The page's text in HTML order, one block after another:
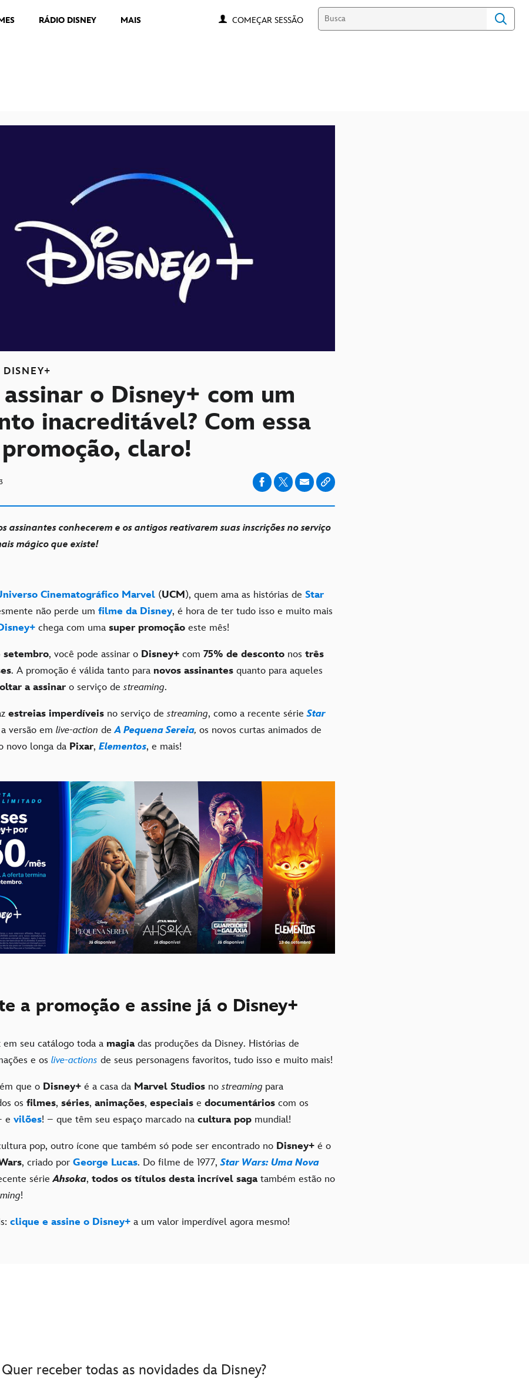
RÁDIO DISNEY MAIS COMEÇAR SESSÃO
DISNEY+
o Disney+ com um
inacreditável? Com essa
claro!
assinantes conhecerem e os antigos reativarem suas inscrições no serviço
mágico que existe!
Cinematográfico Marvel (UCM), quem ama as histórias de Star
não perde um filme da Disney, é hora de ter tudo isso e muito mais
chega com uma super promoção este mês!
setembro, você pode assinar o Disney+ com 75% de desconto nos três
. A promoção é válida tanto para novos assinantes quanto para aqueles
a assinar o serviço destreaming.
estreias imperdíveis no serviço destreaming, como a recente sérieStar
versão em live-action deA Pequena Sereia, os novos curtas animados de
novo longa da Pixar, Elementos, e mais!
a promoção e assine já o Disney+
em seu catálogo toda a magia das produções da Disney. Histórias de
e os live-actions de seus personagens favoritos, tudo isso e muito mais!
que o Disney+ é a casa da Marvel Studios nostreaming para
os filmes, séries, animações, especiais e documentários com os
e vilões! – que têm seu espaço marcado na cultura pop mundial!
pop, outro ícone que também só pode ser encontrado no Disney+ é o
, criado por George Lucas. Do filme de 1977,Star Wars: Uma Nova
sérieAhsoka, todos os títulos desta incrível sagatambém estão no
!
clique e assine o Disney+ a um valor imperdível agora mesmo!
Quer receber todas as novidades da Disney?